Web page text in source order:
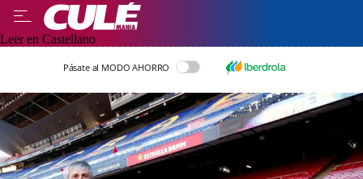
Leer en Castellano
Pásate al MODO AHORRO